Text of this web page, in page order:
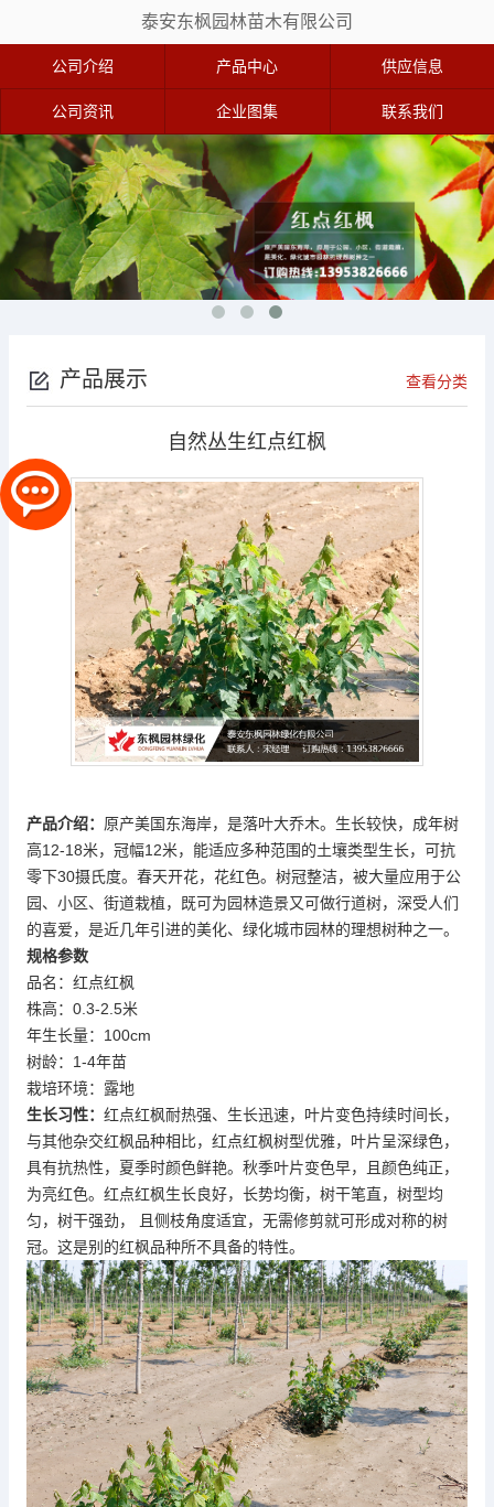
泰安东枫园林苗木有限公司
公司介绍 产品中心 供应信息
公司资讯 企业图集 联系我们
产品展示 查看分类
自然丛生红点红枫
产品介绍： 原产美国东海岸，是落叶大乔木。生长较快，成年树
高12-18米，冠幅12米，能适应多种范围的土壤类型生长，可抗
零下30摄氏度。春天开花，花红色。树冠整洁，被大量应用于公
园、小区、街道栽植，既可为园林造景又可做行道树，深受人们
的喜爱，是近几年引进的美化、绿化城市园林的理想树种之一。
规格参数
品名：红点红枫
株高：0.3-2.5米
年生长量：100cm
树龄：1-4年苗
栽培环境：露地
生长习性： 红点红枫耐热强、生长迅速，叶片变色持续时间长，
与其他杂交红枫品种相比，红点红枫树型优雅，叶片呈深绿色，
具有抗热性，夏季时颜色鲜艳。秋季叶片变色早，且颜色纯正，
为亮红色。红点红枫生长良好，长势均衡，树干笔直，树型均
匀，树干强劲， 且侧枝角度适宜，无需修剪就可形成对称的树
冠。这是别的红枫品种所不具备的特性。